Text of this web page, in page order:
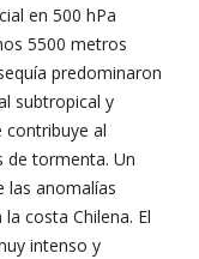
en 500 hPa
5500 metros
predominaron
subtropical y
contribuye al
de tormenta. Un
las anomalías
costa Chilena. El
intenso y